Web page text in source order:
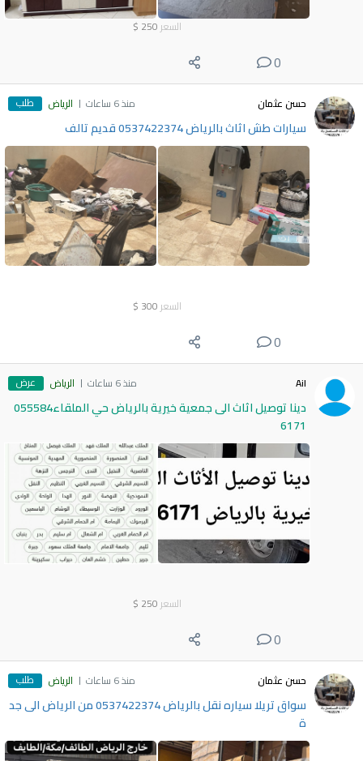
السعر 250
$
0
حسن عثمان منذ 6 ساعات الرياض طلب
سيارات طش اثاث بالرياض 0537422374 قديم تالف
السعر 300
$
0
Ail منذ 6 ساعات الرياض عرض
دينا توصيل اثاث الى جمعية خيرية بالرياض حي الملقاء055584
6171
السعر 250
$
0
حسن عثمان منذ 6 ساعات الرياض طلب
سواق تريلا سياره نقل بالرياض 0537422374 من الرياض الى جد
ة